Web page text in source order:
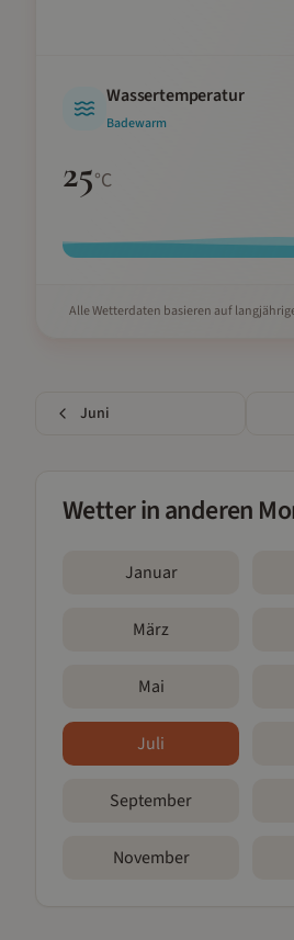
Wassertemperatur
Badewarm
25°C
Alle Wetterdaten basieren auf
Juni
Wetter in anderen
Januar
März
Mai
Juli
September
November